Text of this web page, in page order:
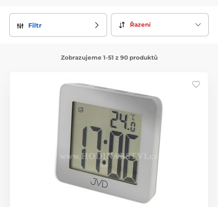
Filtr Řazení
Zobrazujeme 1-51 z 90 produktů